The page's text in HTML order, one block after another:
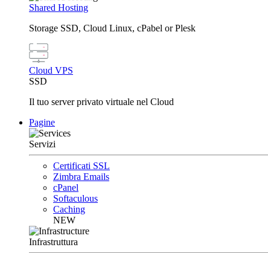
Shared Hosting
Storage SSD, Cloud Linux, cPabel or Plesk
Cloud VPS
SSD
Il tuo server privato virtuale nel Cloud
Pagine
Servizi
Certificati SSL
Zimbra Emails
cPanel
Softaculous
Caching
NEW
Infrastruttura